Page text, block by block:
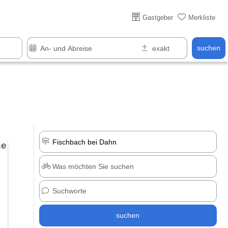
Gastgeber Merkliste
suchen
Über 25 Jahre online
suchen